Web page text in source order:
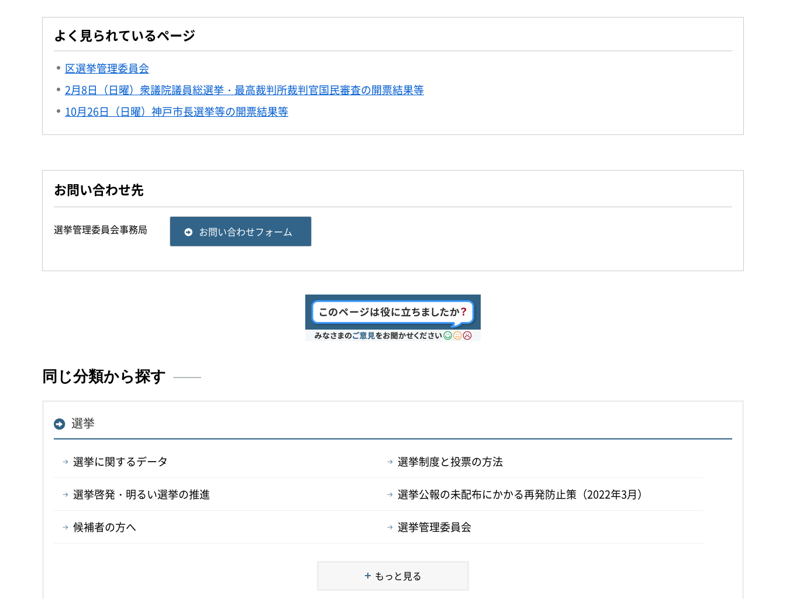
よく見られているページ
区選挙管理委員会
2月8日（日曜）衆議院議員総選挙・最高裁判所裁判官国民審査の開票結果等
10月26日（日曜）神戸市長選挙等の開票結果等
お問い合わせ先
選挙管理委員会事務局 お問い合わせフォーム
同じ分類から探す
選挙
選挙に関するデータ 選挙制度と投票の方法
選挙啓発・明るい選挙の推進 選挙公報の未配布にかかる再発防止策（2022年3月）
候補者の方へ 選挙管理委員会
もっと見る